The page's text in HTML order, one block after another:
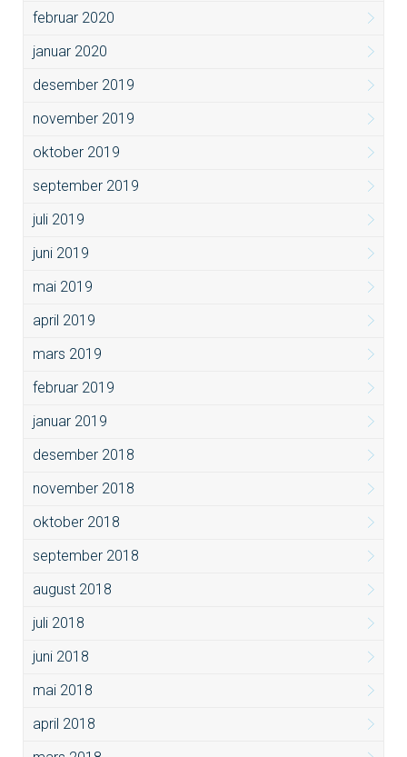
februar 2020
januar 2020
desember 2019
november 2019
oktober 2019
september 2019
juli 2019
juni 2019
mai 2019
april 2019
mars 2019
februar 2019
januar 2019
desember 2018
november 2018
oktober 2018
september 2018
august 2018
juli 2018
juni 2018
mai 2018
april 2018